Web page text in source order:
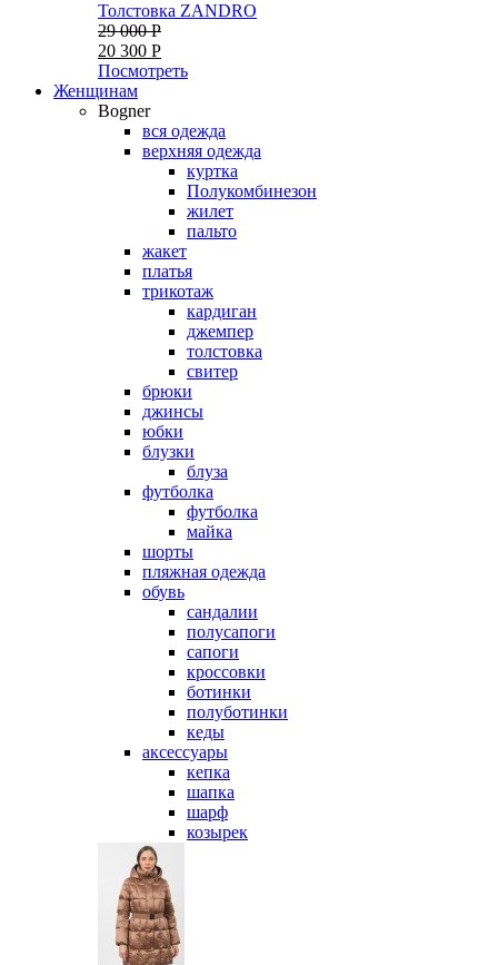
Толстовка ZANDRO
29 000 Р
20 300 Р
Посмотреть
Женщинам
Bogner
вся одежда
верхняя одежда
куртка
Полукомбинезон
жилет
пальто
жакет
платья
трикотаж
кардиган
джемпер
толстовка
свитер
брюки
джинсы
юбки
блузки
блуза
футболка
футболка
майка
шорты
пляжная одежда
oбувь
сандалии
полусапоги
сапоги
кроссовки
ботинки
полуботинки
кеды
аксессуары
кепка
шапка
шарф
козырек